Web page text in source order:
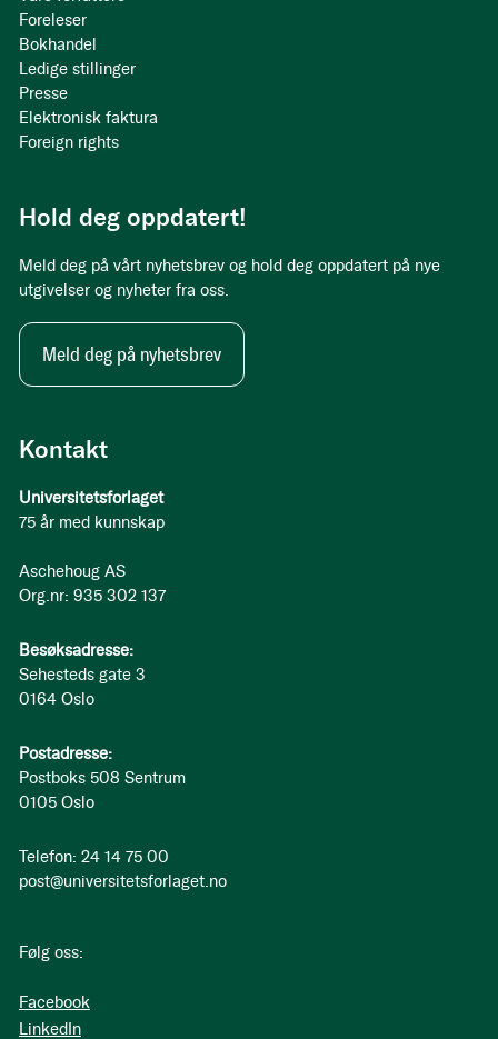
Kontakt
Universitetsforlaget
75 år med kunnskap
Aschehoug AS
Org.nr: 935 302 137
Besøksadresse:
Sehesteds gate 3
0164 Oslo
Postadresse:
Postboks 508 Sentrum
0105 Oslo
Telefon: 24 14 75 00
post@universitetsforlaget.no
Følg oss:
Facebook
LinkedIn
Foreleser
Bokhandel
Ledige stillinger
Presse
Elektronisk faktura
Foreign rights
Hold deg oppdatert!
Meld deg på vårt nyhetsbrev og hold deg oppdatert på nye
utgivelser og nyheter fra oss.
Meld deg på nyhetsbrev